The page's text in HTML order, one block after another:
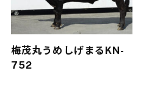
梅茂丸うめしげまる KN-
752